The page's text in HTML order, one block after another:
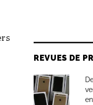
REVUES DE